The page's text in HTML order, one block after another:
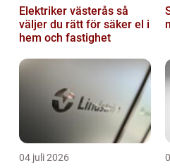
Elektriker västerås så
väljer du rätt för säker el i
hem och fastighet
04 juli 2026